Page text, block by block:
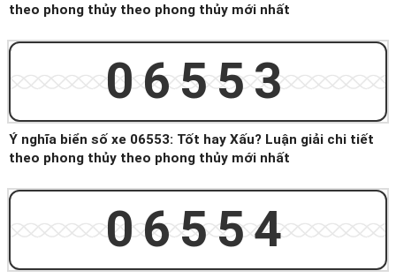
theo phong thủy theo phong thủy mới nhất
06553
Ý nghĩa biển số xe 06553: Tốt hay Xấu? Luận giải chi tiết
theo phong thủy theo phong thủy mới nhất
06554